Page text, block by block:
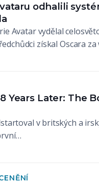
odhalili
Avatar vydělal
získal Oscara
Years Later: The
v britských a